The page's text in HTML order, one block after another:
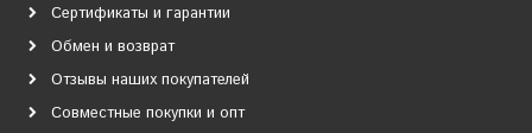
Сертификаты и гарантии
Обмен и возврат
Отзывы наших покупателей
Совместные покупки и опт